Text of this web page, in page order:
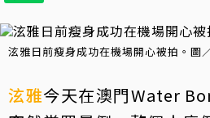
泫雅日前瘦身成功在機場開心被拍。圖
泫雅今天在澳門Water